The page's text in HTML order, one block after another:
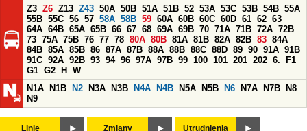
Z3 Z6 Z13 Z43 50A 50B 51A 51B 52 53A 53C 53B 54B 55A
55B 55C 56 57 58A 58B 59 60A 60B 60C 60D 61 62 63
64A 64B 65A 65B 66 67 68 69A 69B 70 71A 71B 72A 72B
73 75A 75B 76 77 78 80A 80B 81A 81B 82A 82B 83 84A
84B 85A 85B 86 87A 87B 88A 88B 88C 88D 89 90 91A 91B
91C 92A 92B 93 94 96 97A 97B 99 100 101 201 202 6.
F1
G1 G2 H
W
N1A
N1B N2 N3A N3B N4A N4B N5A N5B N6 N7A N7B
N8
N9
Linie Zmiany Utrudnienia